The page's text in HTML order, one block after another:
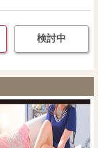
検討中